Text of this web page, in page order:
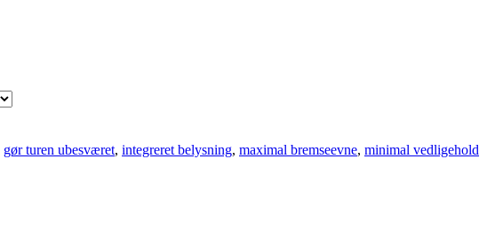
gør turen ubesværet, integreret belysning, maximal bremseevne, minimal vedligehold